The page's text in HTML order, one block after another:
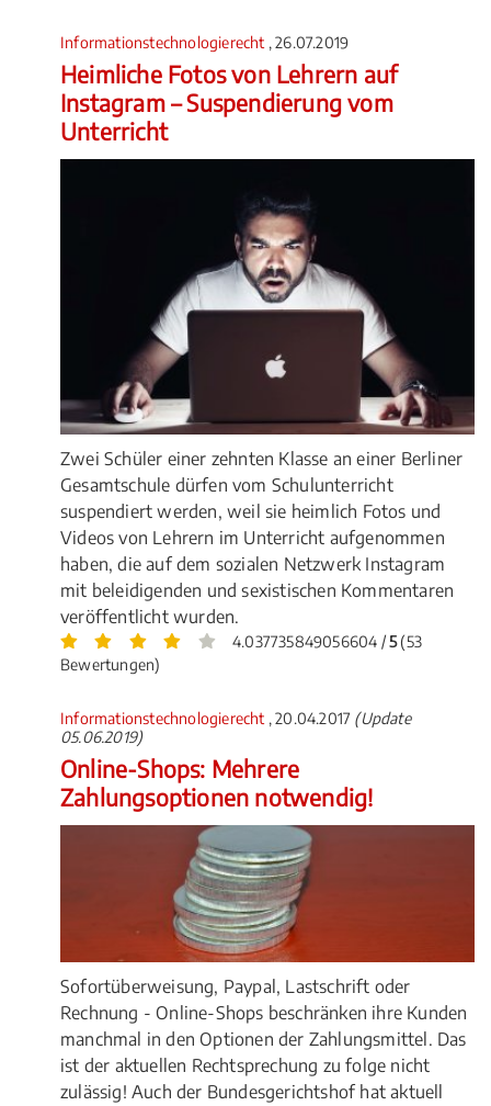
Informationstechnologierecht , 26.07.2019
Heimliche Fotos von Lehrern auf
Instagram – Suspendierung vom
Unterricht
Zwei Schüler einer zehnten Klasse an einer Berliner
Gesamtschule dürfen vom Schulunterricht
suspendiert werden, weil sie heimlich Fotos und
Videos von Lehrern im Unterricht aufgenommen
haben, die auf dem sozialen Netzwerk Instagram
mit beleidigenden und sexistischen Kommentaren
veröffentlicht wurden.
4.037735849056604 /5(53
Bewertungen)
Informationstechnologierecht , 20.04.2017 (Update
05.06.2019)
Online-Shops: Mehrere
Zahlungsoptionen notwendig!
Sofortüberweisung, Paypal, Lastschrift oder
Rechnung - Online-Shops beschränken ihre Kunden
manchmal in den Optionen der Zahlungsmittel. Das
ist der aktuellen Rechtsprechung zu folge nicht
zulässig! Auch der Bundesgerichtshof hat aktuell